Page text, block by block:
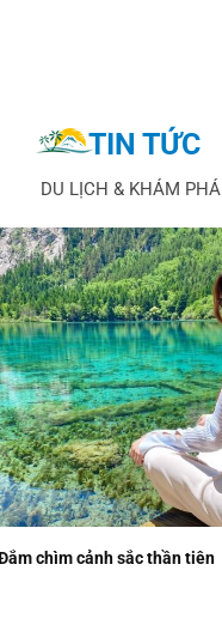
TIN TỨC
DU LỊCH & KHÁM PHÁ
chìm cảnh sắc thần tiên